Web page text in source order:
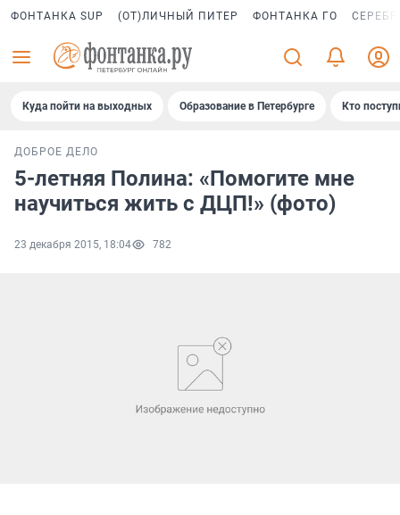
ФОНТАНКА SUP (ОТ)ЛИЧНЫЙ ПИТЕР ФОНТАНКА ГО
Куда пойти на выходных Образование в Петербурге Кто
ДОБРОЕ ДЕЛО
5-летняя Полина: «Помогите мне
научиться жить с ДЦП!» (фото)
23 декабря 2015, 18:04 782